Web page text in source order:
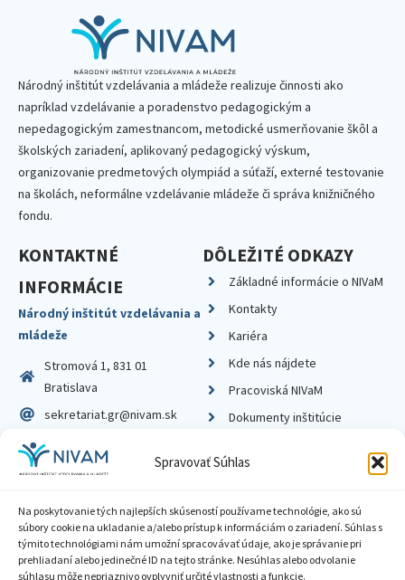
Spravovať Súhlas
Na poskytovanie tých najlepších skúseností používame technológie, ako sú
súbory cookie na ukladanie a/alebo prístup k informáciám o zariadení. Súhlas s
týmito technológiami nám umožní spracovávať údaje, ako je správanie pri
prehliadaní alebo jedinečné ID na tejto stránke. Nesúhlas alebo odvolanie
súhlasu môže nepriaznivo ovplyvniť určité vlastnosti a funkcie.
Národný inštitút vzdelávania a mládeže realizuje činnosti ako
napríklad vzdelávanie a poradenstvo pedagogickým a
nepedagogickým zamestnancom, metodické usmerňovanie škôl a
školských zariadení, aplikovaný pedagogický výskum,
organizovanie predmetových olympiád a súťaží, externé testovanie
na školách, neformálne vzdelávanie mládeže či správa knižničného
fondu.
KONTAKTNÉ
INFORMÁCIE
Národný inštitút vzdelávania a
mládeže
Stromová 1, 831 01
Bratislava
sekretariat.gr@nivam.sk
IČO: 00164348
DIČ: 2020798714
DÔLEŽITÉ ODKAZY
Základné informácie o NIVaM
Kontakty
Kariéra
Kde nás nájdete
Pracoviská NIVaM
Dokumenty inštitúcie
Zásady ochrany súkromia